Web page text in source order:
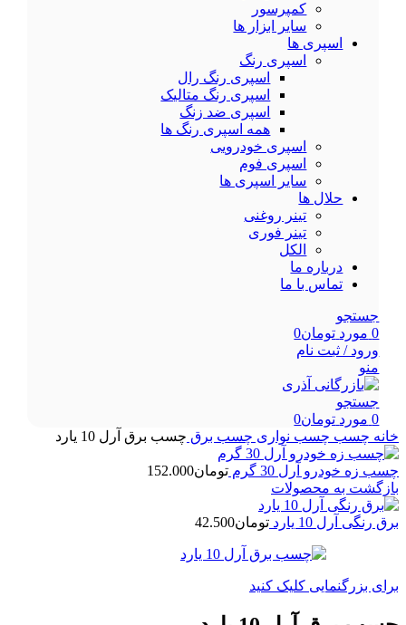
کمپرسور
سایر ابزار ها
اسپری ها
اسپری رنگ
اسپری رنگ رال
اسپری رنگ متالیک
اسپری ضد زنگ
همه اسپری رنگ ها
اسپری خودرویی
اسپری فوم
سایر اسپری ها
حلال ها
تینر روغنی
تینر فوری
الکل
درباره ما
تماس با ما
جستجو
0 مورد تومان0
ورود / ثبت نام
منو
جستجو
0 مورد تومان0
خانه چسب چسب نواری چسب برق چسب برق آرل 10 یارد
چسب زه خودرو آرل 30 گرم تومان152.000
بازگشت به محصولات
برق رنگی آرل 10 یارد تومان42.500
برای بزرگنمایی کلیک کنید